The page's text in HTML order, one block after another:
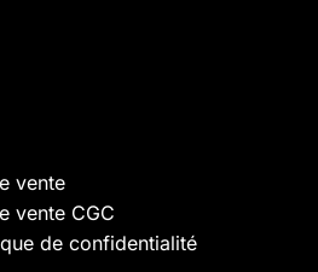
vente
vente CGC
de confidentialité